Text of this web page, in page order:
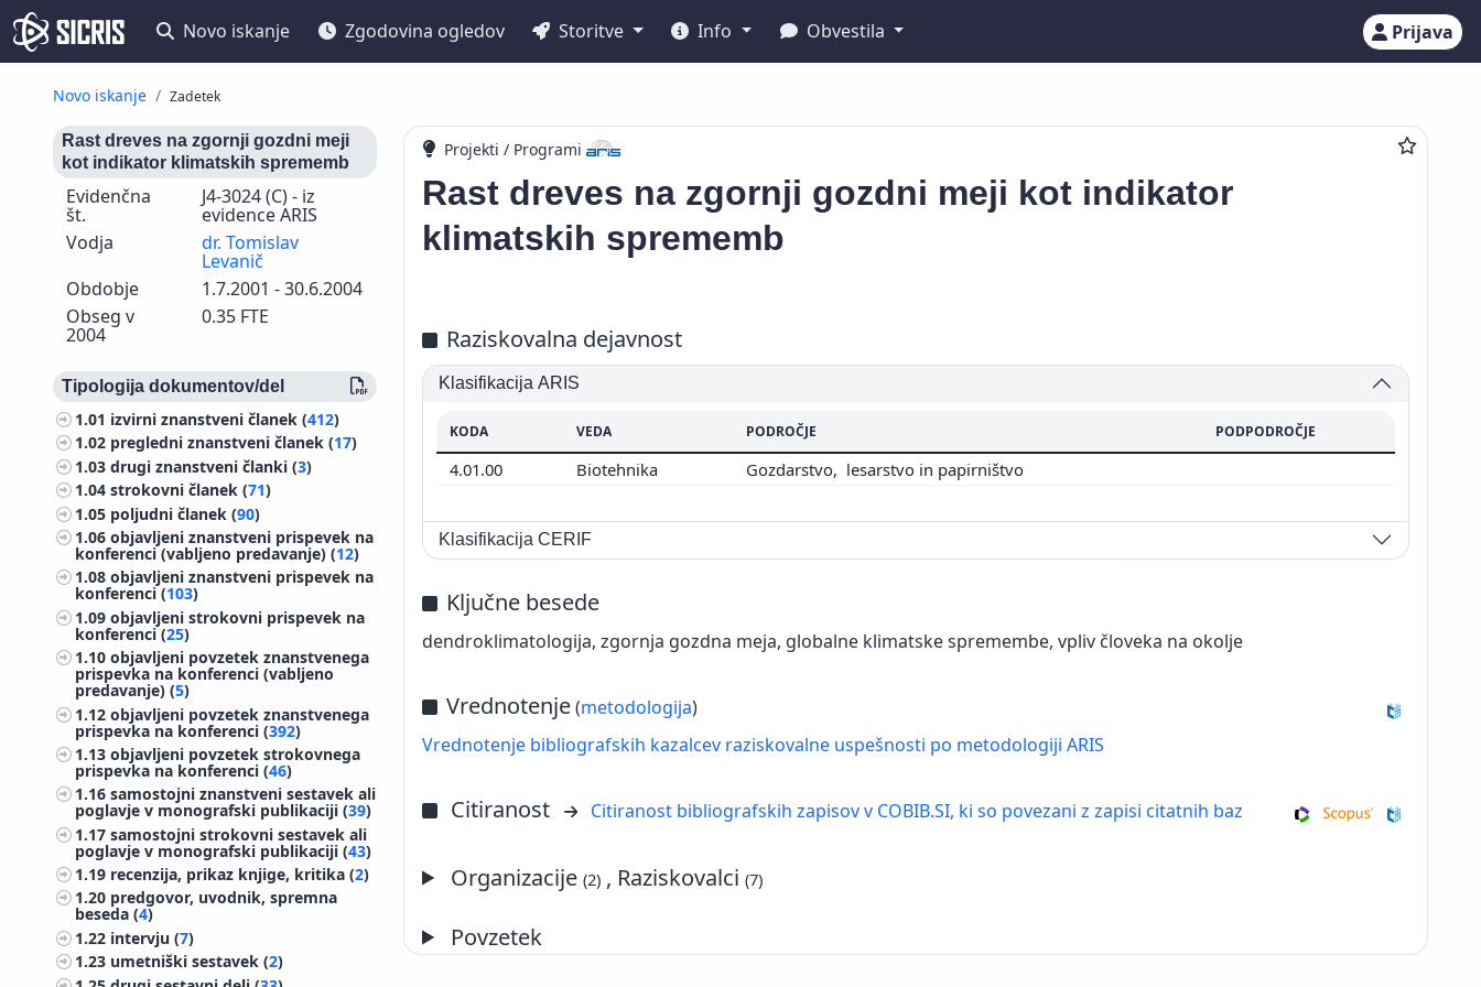
Novo iskanje Zgodovina ogledov Storitve Info Obvestila Prijava
Novo iskanje Zadetek
Rast dreves na zgornji gozdni meji
kot indikator klimatskih sprememb
Evidenčna
št.
J4-3024 (C) - iz
evidence ARIS
Vodja
dr. Tomislav
Levanič
Obdobje
1.7.2001 - 30.6.2004
Obseg v
2004
0.35 FTE
Tipologija dokumentov/del
1.01 izvirni znanstveni članek (412)
1.02 pregledni znanstveni članek (17)
1.03drugi znanstveni članki (3)
1.04strokovni članek (71)
1.05 poljudni članek (90)
1.06objavljeni znanstveni prispevek na
konferenci (vabljeno predavanje) (12)
1.08objavljeni znanstveni prispevek na
konferenci (103)
1.09objavljeni strokovni prispevek na
konferenci (25)
1.10objavljeni povzetek znanstvenega
prispevka na konferenci (vabljeno
predavanje) (5)
1.12objavljeni povzetek znanstvenega
prispevka na konferenci (392)
1.13objavljeni povzetek strokovnega
prispevka na konferenci (46)
1.16samostojni znanstveni sestavek ali
poglavje v monografski publikaciji (39)
1.17samostojni strokovni sestavek ali
poglavje v monografski publikaciji (43)
1.19 recenzija, prikaz knjige, kritika (2)
1.20 predgovor, uvodnik, spremna
beseda (4)
1.22 intervju (7)
1.23 umetniški sestavek (2)
Projekti / Programi
Rast dreves na zgornji gozdni meji kot indikator
klimatskih sprememb
Raziskovalna dejavnost
Klasifikacija ARIS
KODA VEDA PODROČJE PODPODROČJE
4.01.00 Biotehnika Gozdarstvo, lesarstvo in papirništvo
Klasifikacija CERIF
Ključne besede
dendroklimatologija, zgornja gozdna meja, globalne klimatske spremembe, vpliv človeka na okolje
Vrednotenje(metodologija)
Vrednotenje bibliografskih kazalcev raziskovalne uspešnosti po metodologiji ARIS
Citiranost Citiranost bibliografskih zapisov v COBIB.SI, ki so povezani z zapisi citatnih baz
Organizacije(2) , Raziskovalci(7)
Povzetek